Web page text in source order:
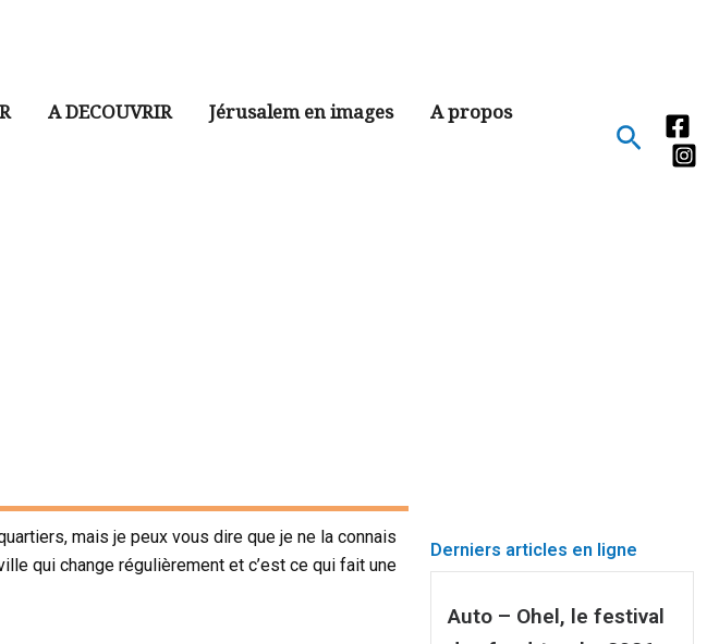
A DECOUVRIR Jérusalem en images A propos
mais je peux vous dire que je ne la connais
qui change régulièrement et c’est ce qui fait une
Derniers articles en ligne
Auto – Ohel, le festival